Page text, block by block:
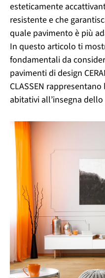
esteticamente
resistente e che
quale pavimento è più
In questo articolo ti
fondamentali da
pavimenti di design
CLASSEN
abitativi all’insegna